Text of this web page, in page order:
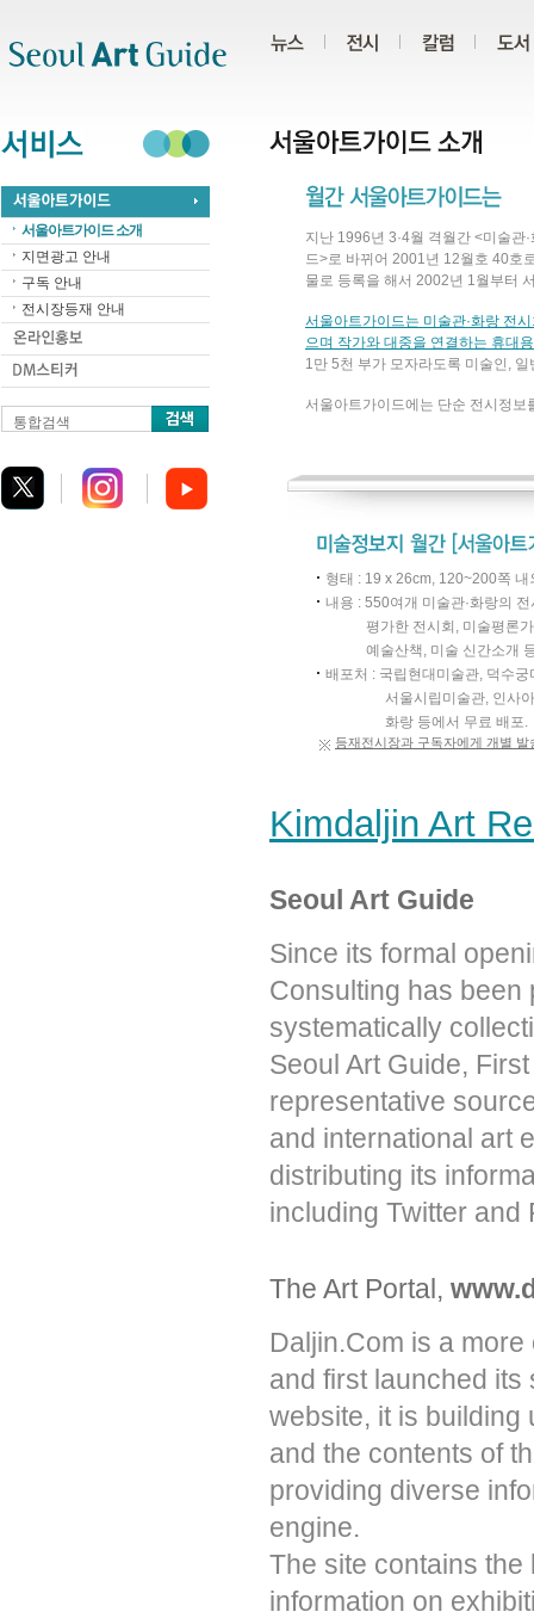
서울아트가이드 소개
지면광고 안내
구독 안내
전시장등재 안내
통합검색
지난 1996년 3·4월 격월간 <미술관
드>로 바뀌어 2001년 12월호 40호
물로 등록을 해서 2002년 1월부터
서울아트가이드는 미술관·화랑 전
으며 작가와 대중을 연결하는 휴대
1만 5천 부가 모자라도록 미술인,
서울아트가이드에는 단순 전시정
형태 : 19 x 26cm, 120~200쪽 내
내용 : 550여개 미술관·화랑의
평가한 전시회, 미술평론
예술산책, 미술 신간소개
배포처 : 국립현대미술관, 덕수
서울시립미술관, 인사
화랑 등에서 무료 배포.
등재전시장과 구독자에게 개별 발
Kimdaljin Art
Seoul Art Guide
Since its formal
Consulting has been
systematically
Seoul Art Guide,
representative
and international art
distributing its
including Twitter and
The Art Portal,
Daljin.Com is a
and first launched its
website, it is building
and the contents of
providing diverse
engine.
The site contains the
information on